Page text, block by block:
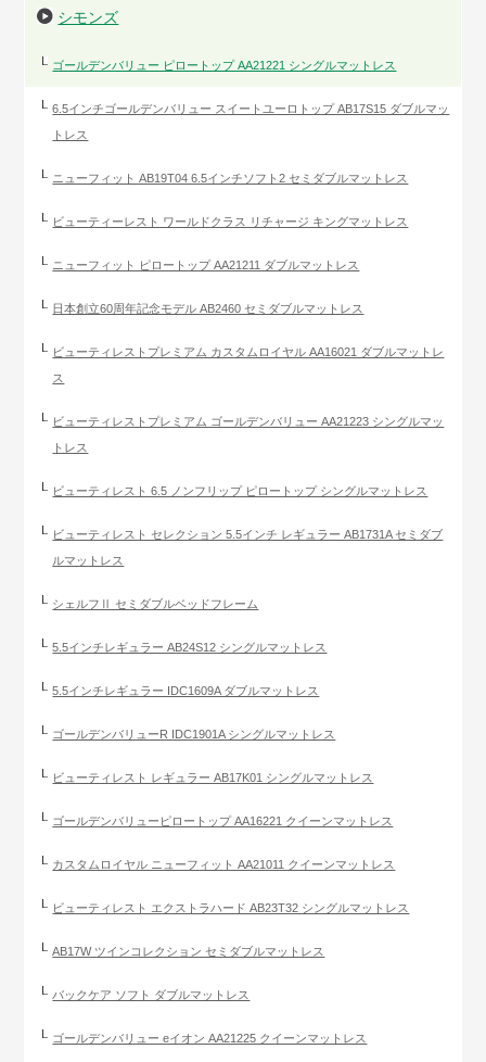
シモンズ
ゴールデンバリュー ピロートップ AA21221 シングルマットレス
6.5インチゴールデンバリュー スイートユーロトップ AB17S15 ダブルマッ
トレス
ニューフィット AB19T04 6.5インチソフト2 セミダブルマットレス
ビューティーレスト ワールドクラス リチャージ キングマットレス
ニューフィット ピロートップ AA21211 ダブルマットレス
日本創立60周年記念モデル AB2460 セミダブルマットレス
ビューティレストプレミアム カスタムロイヤル AA16021 ダブルマットレ
ス
ビューティレストプレミアム ゴールデンバリュー AA21223 シングルマッ
トレス
ビューティレスト 6.5 ノンフリップ ピロートップ シングルマットレス
ビューティレスト セレクション 5.5インチ レギュラー AB1731A セミダブ
ルマットレス
シェルフⅡ セミダブルベッドフレーム
5.5インチレギュラー AB24S12 シングルマットレス
5.5インチレギュラー IDC1609A ダブルマットレス
ゴールデンバリューR IDC1901A シングルマットレス
ビューティレスト レギュラー AB17K01 シングルマットレス
ゴールデンバリューピロートップ AA16221 クイーンマットレス
カスタムロイヤル ニューフィット AA21011 クイーンマットレス
ビューティレスト エクストラハード AB23T32 シングルマットレス
AB17W ツインコレクション セミダブルマットレス
バックケア ソフト ダブルマットレス
ゴールデンバリュー eイオン AA21225 クイーンマットレス